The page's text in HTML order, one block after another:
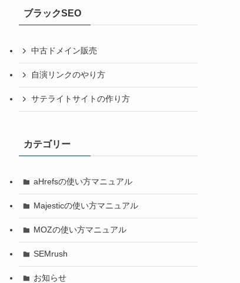
ブラックSEO
中古ドメイン販売
自演リンクのやり方
サテライトサイトの作り方
カテゴリー
aHrefsの使い方マニュアル
Majesticの使い方マニュアル
MOZの使い方マニュアル
SEMrush
お知らせ